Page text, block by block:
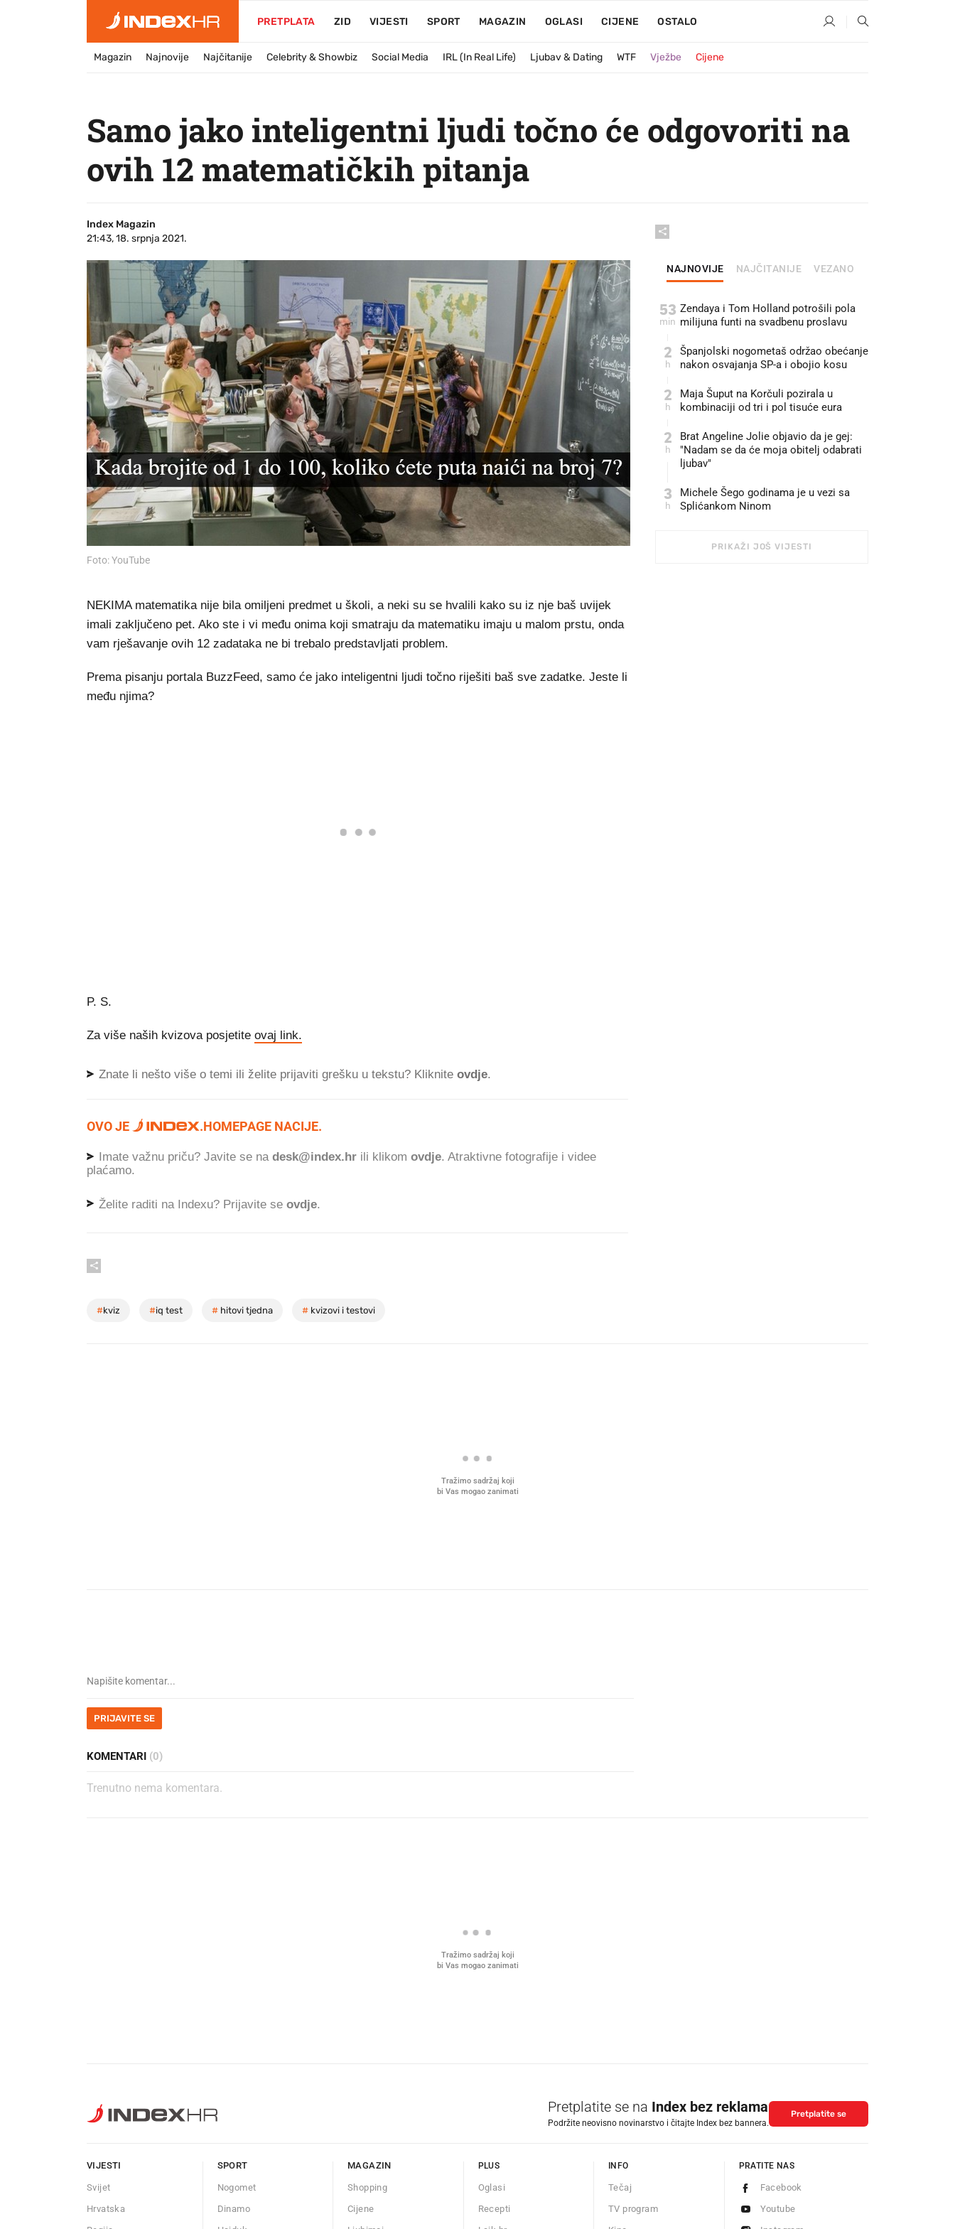
PRETPLATA ZID VIJESTI SPORT MAGAZIN OGLASI CIJENE OSTALO
Magazin Najnovije Najčitanije Celebrity & Showbiz Social Media IRL (In Real Life) Ljubav & Dating WTF Vježbe Cijene
Samo jako inteligentni ljudi točno će odgovoriti na
ovih 12 matematičkih pitanja
Index Magazin
21:43, 18. srpnja 2021.
Foto: YouTube
NEKIMA matematika nije bila omiljeni predmet u školi, a neki su se hvalili kako su iz nje baš uvijek
imali zaključeno pet. Ako ste i vi među onima koji smatraju da matematiku imaju u malom prstu, onda
vam rješavanje ovih 12 zadataka ne bi trebalo predstavljati problem.
Prema pisanju portala BuzzFeed, samo će jako inteligentni ljudi točno riješiti baš sve zadatke. Jeste li
među njima?
P. S.
Za više naših kvizova posjetite ovaj link.
Znate li nešto više o temi ili želite prijaviti grešku u tekstu? Kliknite ovdje.
OVO JE .HOMEPAGE NACIJE.
Imate važnu priču? Javite se na desk@index.hr ili klikom ovdje. Atraktivne fotografije i videe
plaćamo.
Želite raditi na Indexu? Prijavite se ovdje.
#kviz #iq test # hitovi tjedna # kvizovi i testovi
NAJNOVIJE NAJČITANIJE VEZANO
53
min
Zendaya i Tom Holland potrošili pola
milijuna funti na svadbenu proslavu
2
h
Španjolski nogometaš održao obećanje
nakon osvajanja SP-a i obojio kosu
2
h
Maja Šuput na Korčuli pozirala u
kombinaciji od tri i pol tisuće eura
2
h
Brat Angeline Jolie objavio da je gej:
"Nadam se da će moja obitelj odabrati
ljubav"
3
h
Michele Šego godinama je u vezi sa
Splićankom Ninom
PRIKAŽI JOŠ VIJESTI
Tražimo sadržaj koji
bi Vas mogao zanimati
PRIJAVITE SE
KOMENTARI (0)
Trenutno nema komentara.
Tražimo sadržaj koji
bi Vas mogao zanimati
Pretplatite se na Index bez reklama
Podržite neovisno novinarstvo i čitajte Index bez bannera.
Pretplatite se
VIJESTI
Svijet
Hrvatska
SPORT
Nogomet
Dinamo
MAGAZIN
Shopping
Cijene
PLUS
Oglasi
Recepti
INFO
Tečaj
TV program
PRATITE NAS
Facebook
Youtube